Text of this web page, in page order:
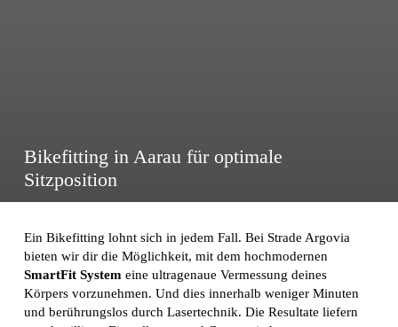
Bikefitting in Aarau für optimale
Sitzposition
Ein Bikefitting lohnt sich in jedem Fall. Bei Strade Argovia
bieten wir dir die Möglichkeit, mit dem hochmodernen
SmartFit Systemeine ultragenaue Vermessung deines
Körpers vorzunehmen. Und dies innerhalb weniger Minuten
und berührungslos durch Lasertechnik. Die Resultate liefern